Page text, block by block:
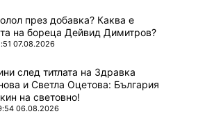
през добавка? Каква е
на бореца Дейвид Димитров?
07.08.2026
след титлата на Здравка
и Светла Оцетова: България
на световно!
06.08.2026